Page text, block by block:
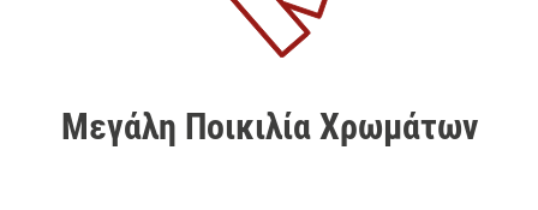
Μεγάλη Ποικιλία Χρωμάτων